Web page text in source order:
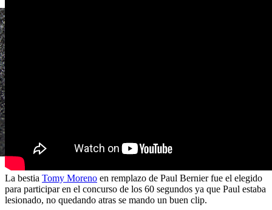
La bestia Tomy Moreno en remplazo de Paul Bernier fue el elegido
para participar en el concurso de los 60 segundos ya que Paul estaba
lesionado, no quedando atras se mando un buen clip.